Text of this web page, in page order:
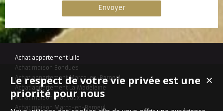
Achat appartement Lille
Achat maison Bondues
Achat appartement Marcq-en-Baroeul
Achat appartement La Madeleine
Achat maison Mouvaux
Achat maison Marcq-en-Baroeul
✕
Le respect de votre vie privée est une
priorité pour nous